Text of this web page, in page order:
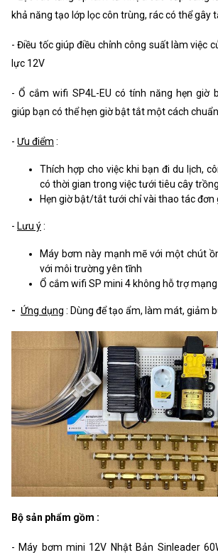
khả năng tạo lớp lọc côn trùng, rác có thể gây
- Điều tốc giúp điều chỉnh công suất làm việc
lực 12V
- Ổ cắm wifi SP4L-EU có tính năng hẹn
giúp bạn có thể hẹn giờ bật tắt một cách
- Ưu điểm :
Thích hợp cho việc khi bạn đi du lịch,
có thời gian trong việc tưới tiêu cây trồng.
Hẹn giờ bật/tắt tưới chỉ vài thao tác đơn
- Lưu ý:
Máy bơm này mạnh mẽ với một chút
với môi trường yên tĩnh
Ổ cắm wifi SP mini 4 không hỗ trợ
- Ứng dụng : Dùng để tạo ẩm, làm mát, giảm
Bộ sản phẩm gồm :
- Máy bơm mini 12V Nhật Bản Sinleader